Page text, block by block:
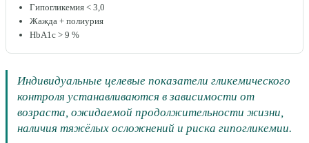
Гипогликемия < 3,0
Жажда + полиурия
HbA1c > 9 %
Индивидуальные целевые показатели гликемического
контроля устанавливаются в зависимости от
возраста, ожидаемой продолжительности жизни,
наличия тяжёлых осложнений и риска гипогликемии.